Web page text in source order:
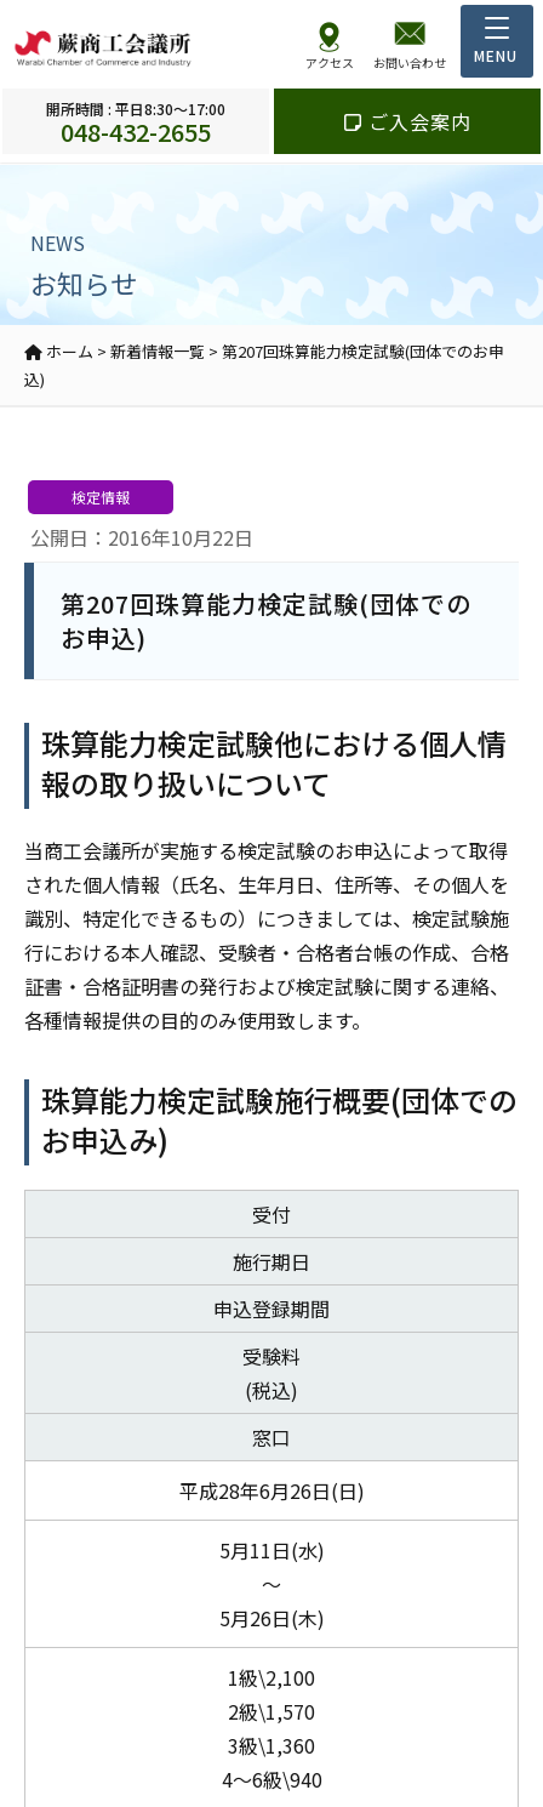
アクセス お問い合わせ
開所時間 : 平日8:30～17:00
048-432-2655 ご入会案内
NEWS
お知らせ
ホーム > 新着情報一覧 > 第207回珠算能力検定試験(団体でのお申
込)
公開日：2016年10月22日
検定情報
第207回珠算能力検定試験(団体での
お申込)
珠算能力検定試験他における個人情
報の取り扱いについて
当商工会議所が実施する検定試験のお申込によって取得
された個人情報（氏名、生年月日、住所等、その個人を
識別、特定化できるもの）につきましては、検定試験施
行における本人確認、受験者・合格者台帳の作成、合格
証書・合格証明書の発行および検定試験に関する連絡、
各種情報提供の目的のみ使用致します。
珠算能力検定試験施行概要(団体での
お申込み)
受付
施行期日
申込登録期間
受験料
(税込)
窓口
平成28年6月26日(日)
5月11日(水)
～
5月26日(木)
1級\2,100
2級\1,570
3級\1,360
4～6級\940